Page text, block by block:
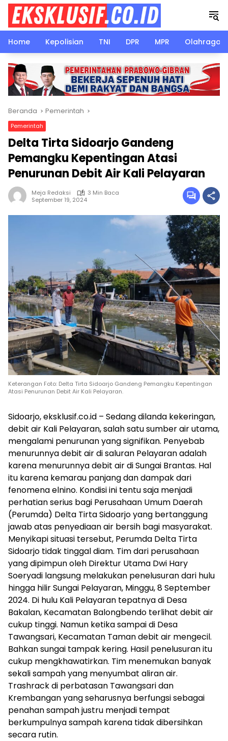
Langsung
konten
Home
Kepolisian TNI DPR MPR Olahraga
Beranda Pemerintah
Pemerintah
Delta Tirta Sidoarjo Gandeng
Pemangku Kepentingan Atasi
Penurunan Debit Air Kali Pelayaran
Meja Redaksi
3 Min Baca
September 19, 2024
Keterangan Foto: Delta Tirta Sidoarjo Gandeng Pemangku Kepentingan
Atasi Penurunan Debit Air Kali Pelayaran.
Sidoarjo, eksklusif.co.id – Sedang dilanda kekeringan,
debit air Kali Pelayaran, salah satu sumber air utama,
mengalami penurunan yang signifikan. Penyebab
menurunnya debit air di saluran Pelayaran adalah
karena menurunnya debit air di Sungai Brantas. Hal
itu karena kemarau panjang dan dampak dari
fenomena elnino. Kondisi ini tentu saja menjadi
perhatian serius bagi Perusahaan Umum Daerah
(Perumda) Delta Tirta Sidoarjo yang bertanggung
jawab atas penyediaan air bersih bagi masyarakat.
Menyikapi situasi tersebut, Perumda Delta Tirta
Sidoarjo tidak tinggal diam. Tim dari perusahaan
yang dipimpun oleh Direktur Utama Dwi Hary
Soeryadi langsung melakukan penelusuran dari hulu
hingga hilir Sungai Pelayaran, Minggu, 8 September
2024. Di hulu Kali Pelayaran tepatnya di Desa
Bakalan, Kecamatan Balongbendo terlihat debit air
cukup tinggi. Namun ketika sampai di Desa
Tawangsari, Kecamatan Taman debit air mengecil.
Bahkan sungai tampak kering. Hasil penelusuran itu
cukup mengkhawatirkan. Tim menemukan banyak
sekali sampah yang menyumbat aliran air.
Trashrack di perbatasan Tawangsari dan
Krembangan yang seharusnya berfungsi sebagai
penahan sampah justru menjadi tempat
berkumpulnya sampah karena tidak dibersihkan
secara rutin.